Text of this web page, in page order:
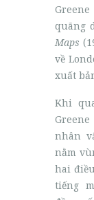
quãng
Maps
về
xuất
Khi
nhân
nằm
hai
tiếng